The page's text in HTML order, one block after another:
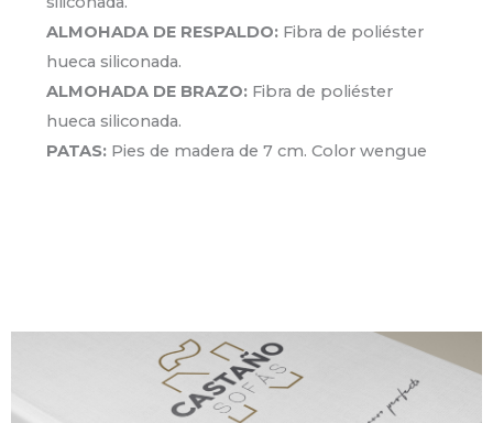
ALMOHADA DE RESPALDO: Fibra de poliéster
hueca siliconada.
ALMOHADA DE BRAZO: Fibra de poliéster
hueca siliconada.
PATAS: Pies de madera de 7 cm. Color wengue